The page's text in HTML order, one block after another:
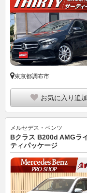
東京都調布市
お気に入り追加
メルセデス・ベンツ
Bクラス B200d AMGラ
ティパッケージ